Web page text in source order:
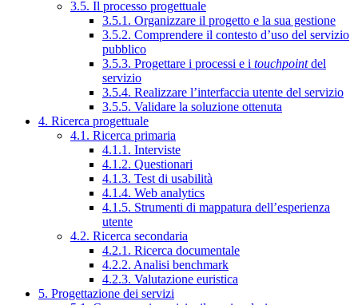
3.5. Il processo progettuale
3.5.1. Organizzare il progetto e la sua gestione
3.5.2. Comprendere il contesto d’uso del servizio
pubblico
3.5.3. Progettare i processi e i touchpointdel
servizio
3.5.4. Realizzare l’interfaccia utente del servizio
3.5.5. Validare la soluzione ottenuta
4. Ricerca progettuale
4.1. Ricerca primaria
4.1.1. Interviste
4.1.2. Questionari
4.1.3. Test di usabilità
4.1.4. Web analytics
4.1.5. Strumenti di mappatura dell’esperienza
utente
4.2. Ricerca secondaria
4.2.1. Ricerca documentale
4.2.2. Analisi benchmark
4.2.3. Valutazione euristica
5. Progettazione dei servizi